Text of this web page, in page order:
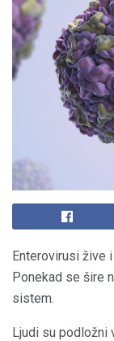
Enterovirusi žive
Ponekad se šire
sistem.
Ljudi su podložni